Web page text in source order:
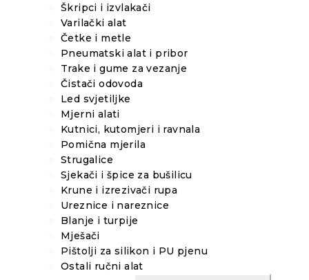
Škripci i izvlakači
Varilački alat
Četke i metle
Pneumatski alat i pribor
Trake i gume za vezanje
Čistači odovoda
Led svjetiljke
Mjerni alati
Kutnici, kutomjeri i ravnala
Pomična mjerila
Strugalice
Sjekači i špice za bušilicu
Krune i izrezivači rupa
Ureznice i nareznice
Blanje i turpije
Mješači
Pištolji za silikon i PU pjenu
Ostali ručni alat